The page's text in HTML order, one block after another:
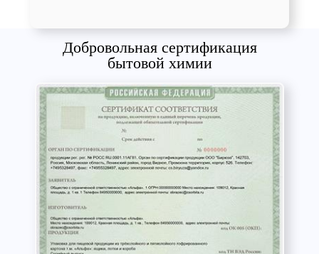
Добровольная сертификация
бытовой химии